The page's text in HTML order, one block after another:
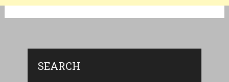
SEARCH